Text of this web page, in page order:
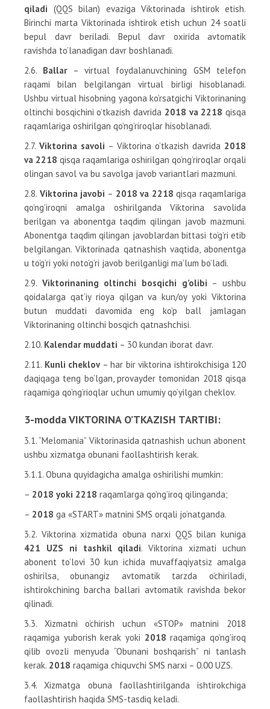
qiladi (QQS bilan) evaziga Viktorinada ishtirok etish.
Birinchi marta Viktorinada ishtirok etish uchun 24 soatli
bepul davr beriladi. Bepul davr oxirida avtomatik
ravishda to’lanadigan davr boshlanadi.
2.6. Ballar– virtual foydalanuvchining GSM telefon
raqami bilan belgilangan virtual birligi hisoblanadi.
Ushbu virtual hisobning yagona ko’rsatgichi Viktorinaning
oltinchi bosqichini o’tkazish davrida 2018 va 2218 qisqa
raqamlariga oshirilgan qo’ng’riroqlar hisoblanadi.
2.7. Viktorina savoli – Viktorina o’tkazish davrida 2018
va 2218 qisqa raqamlariga oshirilgan qo’ng’riroqlar orqali
olingan savol va bu savolga javob variantlari mazmuni.
2.8. Viktorina javobi – 2018 va 2218 qisqa raqamlariga
qo’ng’iroqni amalga oshirilganda Viktorina savolida
berilgan va abonentga taqdim qilingan javob mazmuni.
Abonentga taqdim qilingan javoblardan bittasi to’g’ri etib
belgilangan. Viktorinada qatnashish vaqtida, abonentga
u to’g’ri yoki noto’g’ri javob berilganligi ma’lum bo’ladi.
2.9. Viktorinaning oltinchi bosqichi g’olibi – ushbu
qoidalarga qat’iy rioya qilgan va kun/oy yoki Viktorina
butun muddati davomida eng ko’p ball jamlagan
Viktorinaning oltinchi bosqich qatnashchisi.
2.10. Kalendar muddati – 30 kundan iborat davr.
2.11. Kunli cheklov– har bir viktorina ishtirokchisiga 120
daqiqaga teng bo’lgan, provayder tomonidan 2018 qisqa
raqamiga qo’ng’rioqlar uchun umumiy qo’yilgan cheklov.
3-modda VIKTORINA O’TKAZISH TARTIBI:
3.1. “Melomania” Viktorinasida qatnashish uchun abonent
ushbu xizmatga obunani faollashtirish kerak.
3.1.1. Obuna quyidagicha amalga oshirilishi mumkin:
– 2018 yoki 2218 raqamlarga qo’ng’iroq qilinganda;
– 2018 ga «START» matnini SMS orqali jo’natganda.
3.2. Viktorina xizmatida obuna narxi QQS bilan kuniga
421 UZS ni tashkil qiladi. Viktorina xizmati uchun
abonent to’lovi 30 kun ichida muvaffaqiyatsiz amalga
oshirilsa, obunangiz avtomatik tarzda o’chiriladi,
ishtirokchining barcha ballari avtomatik ravishda bekor
qilinadi.
3.3. Xizmatni o’chirish uchun «STOP» matnini 2018
raqamiga yuborish kerak yoki 2018 raqamiga qo’ng’iroq
qilib ovozli menyuda “Obunani boshqarish” ni tanlash
kerak. 2018 raqamiga chiquvchi SMS narxi – 0.00 UZS.
3.4. Xizmatga obuna faollashtirilganda ishtirokchiga
faollashtirish haqida SMS-tasdiq keladi.